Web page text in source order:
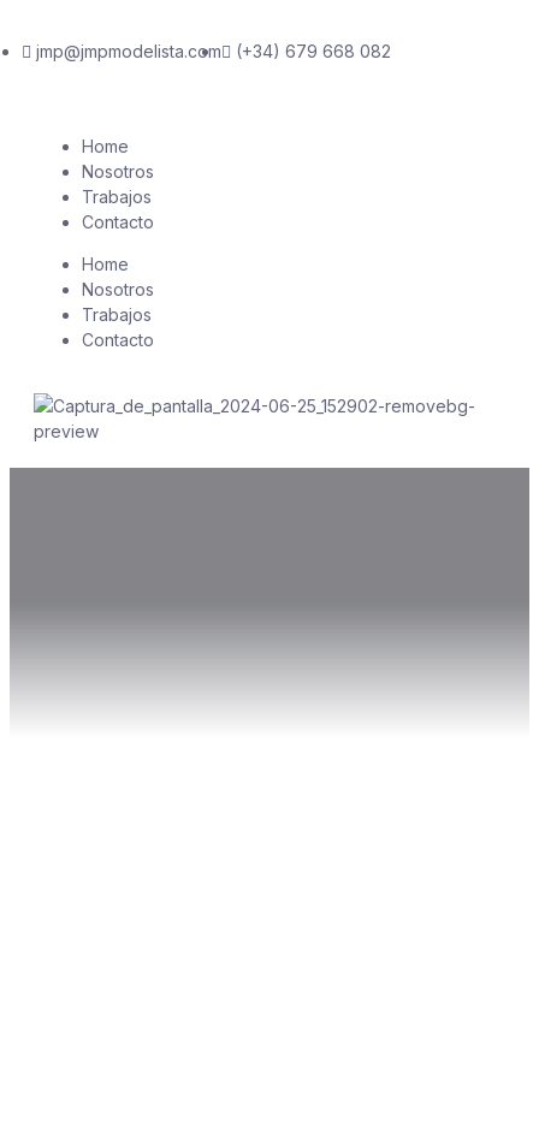
jmp@jmpmodelista.com (+34) 679 668 082
Home
Nosotros
Trabajos
Contacto
Home
Nosotros
Trabajos
Contacto